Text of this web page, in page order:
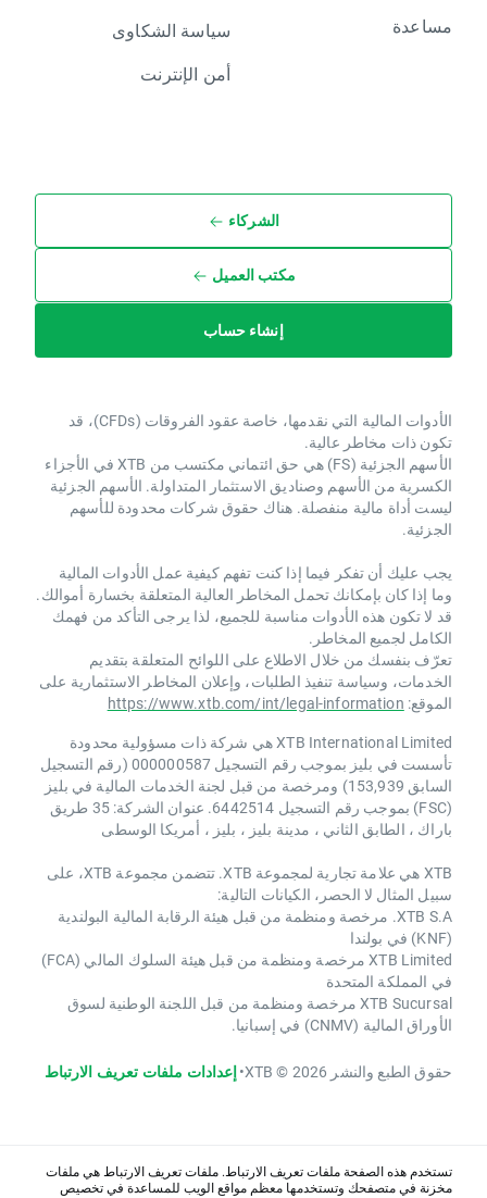
مساعدة
سياسة الشكاوى
أمن الإنترنت
الشركاء
مكتب العميل
إنشاء حساب
الأدوات المالية التي نقدمها، خاصة عقود الفروقات (CFDs)، قد
تكون ذات مخاطر عالية.
الأسهم الجزئية (FS) هي حق ائتماني مكتسب من XTB ​​في الأجزاء
الكسرية من الأسهم وصناديق الاستثمار المتداولة. الأسهم الجزئية
ليست أداة مالية منفصلة. هناك حقوق شركات محدودة للأسهم
الجزئية.
يجب عليك أن تفكر فيما إذا كنت تفهم كيفية عمل الأدوات المالية
وما إذا كان بإمكانك تحمل المخاطر العالية المتعلقة بخسارة أموالك.
قد لا تكون هذه الأدوات مناسبة للجميع، لذا يرجى التأكد من فهمك
الكامل لجميع المخاطر.
تعرّف بنفسك من خلال الاطلاع على اللوائح المتعلقة بتقديم
الخدمات، وسياسة تنفيذ الطلبات، وإعلان المخاطر الاستثمارية على
الموقع: https://www.xtb.com/int/legal-information
XTB International Limited هي شركة ذات مسؤولية محدودة
تأسست في بليز بموجب رقم التسجيل 000000587 (رقم التسجيل
السابق 153,939) ومرخصة من قبل لجنة الخدمات المالية في بليز
(FSC) بموجب رقم التسجيل 6442514. عنوان الشركة: 35 طريق
باراك ، الطابق الثاني ، مدينة بليز ، بليز ، أمريكا الوسطى
XTB هي علامة تجارية لمجموعة XTB. تتضمن مجموعة XTB، على
سبيل المثال لا الحصر، الكيانات التالية:
XTB S.A. مرخصة ومنظمة من قبل هيئة الرقابة المالية البولندية
(KNF) في بولندا
XTB Limited مرخصة ومنظمة من قبل هيئة السلوك المالي (FCA)
في المملكة المتحدة
XTB Sucursal مرخصة ومنظمة من قبل اللجنة الوطنية لسوق
الأوراق المالية (CNMV) في إسبانيا.
حقوق الطبع والنشر 2026 © XTB •إعدادات ملفات تعريف الارتباط
تستخدم هذه الصفحة ملفات تعريف الارتباط. ملفات تعريف الارتباط هي ملفات
مخزنة في متصفحك وتستخدمها معظم مواقع الويب للمساعدة في تخصيص